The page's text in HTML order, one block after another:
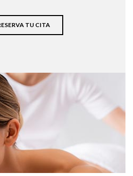
TU CITA